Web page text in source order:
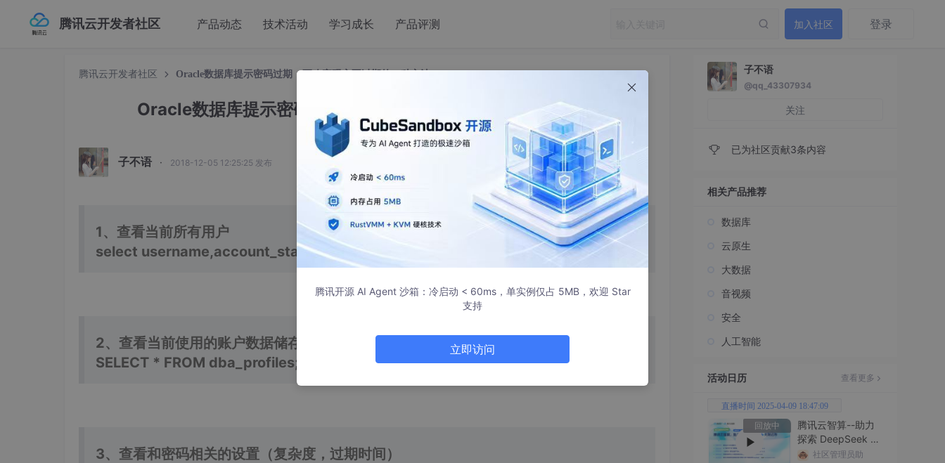
腾讯云开发者社区 产品动态 技术活动 学习成长 产品评测 加入社区 登录
腾讯云开发者社区 Oracle数据库提示密码过期，更改密码永不过期的一种方法。
Oracle数据库提示密码过期，更改密码永不过期的一种方法。
子不语 · 2018-12-05 12:25:25 发布
1、查看当前所有用户
select username,account_status,expiry_date,profile from dba_users;
2、查看当前使用的账户数据储存（默认只有一个）
SELECT * FROM dba_profiles;
3、查看和密码相关的设置（复杂度，过期时间）
子不语
@qq_43307934
关注
已为社区贡献3条内容
相关产品推荐
数据库
云原生
大数据
音视频
安全
人工智能
活动日历 查看更多
直播时间 2025-04-09 18:47:09
回放中
腾讯云智算--助力
探索 DeepSeek 无
限边界社区管理员助
腾讯开源 AI Agent 沙箱：冷启动 < 60ms，单实例仅占 5MB，欢迎 Star
支持
立即访问